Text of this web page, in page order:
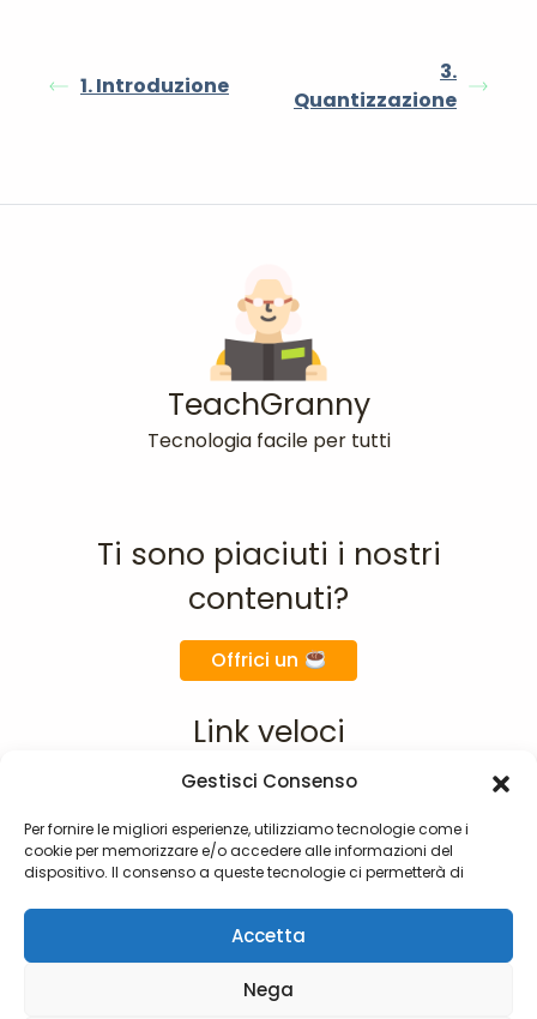
Gestisci Consenso
Per fornire le migliori esperienze, utilizziamo tecnologie come i
cookie per memorizzare e/o accedere alle informazioni del
dispositivo. Il consenso a queste tecnologie ci permetterà di
su questo sito. Non acconsentire o ritirare il consenso può influire
negativamente su alcune caratteristiche e funzioni.
Accetta
Nega
1. Introduzione
3.
Quantizzazione
TeachGranny
Tecnologia facile per tutti
Link veloci
Home
Chi siamo
Materie
Ti sono piaciuti i nostri
contenuti?
Offrici un